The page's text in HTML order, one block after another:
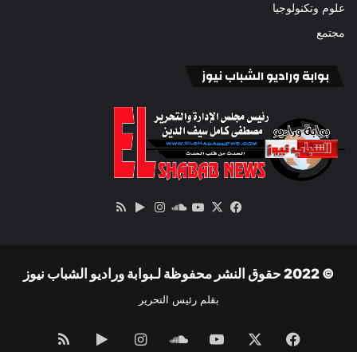
علوم وتكنولوجيا
مجتمع
بوابة وراديو الشباب نيوز
فيسبوك
‫X
‫YouTube
ساوندانستقرام‏Google
© 2022 حقوق النشر محفوظة لـبوابة وراديو الشباب نيوز
بقلم رئيس التحرير
فيسبوك ‫YouTubeساوندانستقرام‏Googleملخص